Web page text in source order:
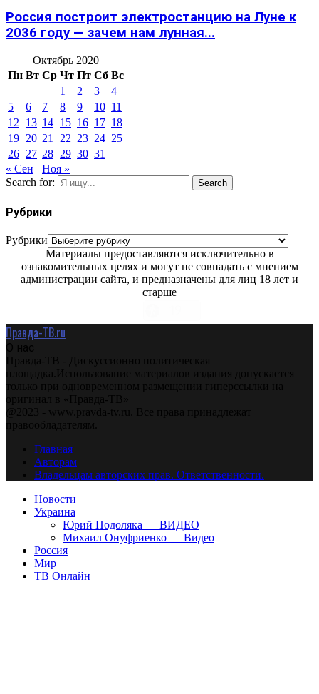
Россия построит электростанцию на Луне к
2036 году — зачем нам лунная...
Октябрь 2020
Пн Вт Ср Чт Пт Сб Вс
1
2 3
4
5
6 7 8 9 10 11
12
13 14 15 16 17 18
19 20 21 22 23 24 25
26 27 28 29 30 31
« Сен
Ноя »
Search for:
Search
Рубрики
Рубрики
Материалы предоставляются исключительно в
ознакомительных целях и могут не совпадать с мнением
администрации сайта, и предназначены для лиц 18 лет и
старше
Правда-ТВ.ru
О нас
Правда-ТВ - Дискуссионно политическая
площадка.Использование материалов издания допускается
только при одновременном размещении гиперссылки на
оригинал в «Правда-ТВ»
@2023 - www.pravda-tv.ru. Все права принадлежат
правообладателям.
Главная
Авторам
Владельцам авторских прав. Ответственности.
Новости
Украина
Юрий Подоляка — ВИДЕО
Михаил Онуфриенко — Видео
Россия
Мир
ТВ Онлайн